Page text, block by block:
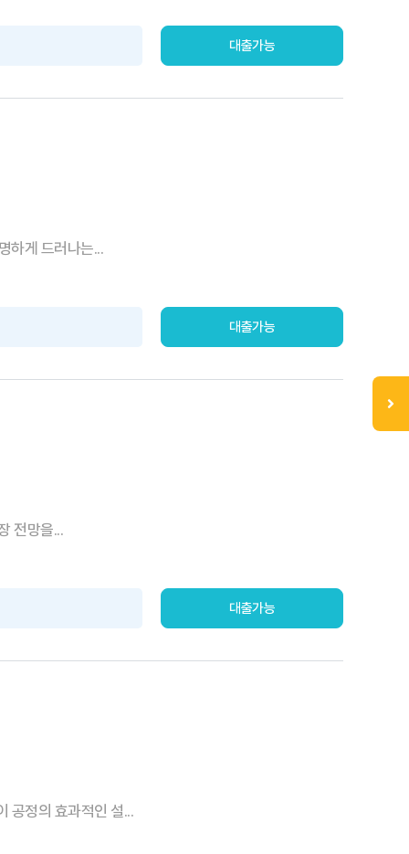
대출가능
하게 드러나는...
대출가능
전망을...
대출가능
공정의 효과적인 설...